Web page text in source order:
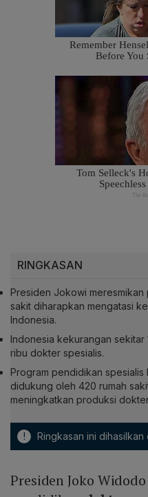
RINGKASAN
Presiden Jokowi meresmikan
sakit diharapkan mengatasi
Indonesia.
Indonesia kekurangan
ribu dokter spesialis.
Program pendidikan spesialis
didukung oleh 420 rumah
meningkatkan produksi
! Ringkasan ini
Presiden Joko